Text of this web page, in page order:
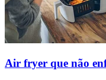
Air fryer que não